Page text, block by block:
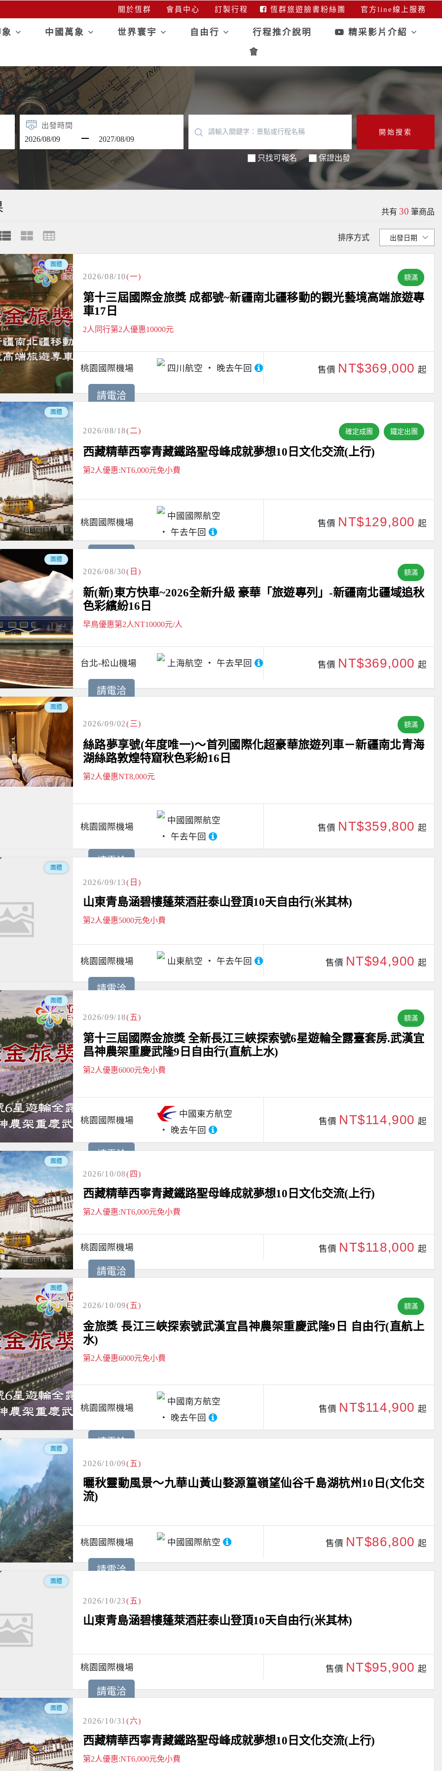
關於恆群 會員中心 訂製行程 恆群旅遊臉書粉絲團 官方line線上服務
中國萬象 世界寰宇 自由行
行程推介說明
會
精采影片介紹
出發時間
只找可報名 保證出發
開始搜索
共有 30 筆商品
排序方式
團體
2026/08/10(一) 額滿
第十三屆國際金旅獎 成都號~新疆南北疆移動的觀光藝境高端旅遊專
車17日
2人同行第2人優惠10000元
桃園國際機場 四川航空 晚去午回 售價 NT$369,000 起
請電洽
團體
2026/08/18(二) 確定成團 鐵定出團
西藏精華西寧青藏鐵路聖母峰成就夢想10日文化交流(上行)
第2人優惠:NT6,000元免小費
桃園國際機場
中國國際航空
午去午回
售價 NT$129,800 起
團體
2026/08/30(日) 額滿
新(新)東方快車~2026全新升級 豪華「旅遊專列」-新疆南北疆域追秋
色彩繽紛16日
早鳥優惠第2人NT10000元/人
台北-松山機場 上海航空 午去早回 售價 NT$369,000 起
請電洽
團體
2026/09/02(三) 額滿
絲路夢享號(年度唯一)～首列國際化超豪華旅遊列車－新疆南北青海
湖絲路敦煌特窟秋色彩紛16日
第2人優惠NT8,000元
桃園國際機場
中國國際航空
午去午回
售價 NT$359,800 起
請電洽
團體
2026/09/13(日)
山東青島涵碧樓蓬萊酒莊泰山登頂10天自由行(米其林)
第2人優惠5000元免小費
桃園國際機場 山東航空 午去午回 售價 NT$94,900 起
請電洽
團體
2026/09/18(五) 額滿
第十三屆國際金旅獎 全新長江三峽探索號6星遊輪全露臺套房.武漢宜
昌神農架重慶武隆9日自由行(直航上水)
第2人優惠6000元免小費
桃園國際機場
中國東方航空
晚去午回
售價 NT$114,900 起
請電洽
團體
2026/10/08(四)
西藏精華西寧青藏鐵路聖母峰成就夢想10日文化交流(上行)
第2人優惠:NT6,000元免小費
桃園國際機場 售價 NT$118,000 起
請電洽
團體
2026/10/09(五) 額滿
金旅獎 長江三峽探索號武漢宜昌神農架重慶武隆9日 自由行(直航上
水)
第2人優惠6000元免小費
桃園國際機場
中國南方航空
晚去午回
售價 NT$114,900 起
請電洽
團體
2026/10/09(五)
曬秋靈動風景～九華山黃山婺源篁嶺望仙谷千島湖杭州10日(文化交
流)
桃園國際機場 中國國際航空 售價 NT$86,800 起
請電洽
團體
2026/10/23(五)
山東青島涵碧樓蓬萊酒莊泰山登頂10天自由行(米其林)
桃園國際機場 售價 NT$95,900 起
請電洽
團體
2026/10/31 (六)
西藏精華西寧青藏鐵路聖母峰成就夢想10日文化交流(上行)
第2人優惠:NT6,000元免小費